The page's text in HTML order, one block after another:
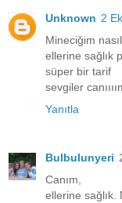
Unknown 2
Mineciğim
ellerine sağlık
süper bir tarif
sevgiler
Yanıtla
Bulbulunyeri
Canım,
ellerine sağlık.